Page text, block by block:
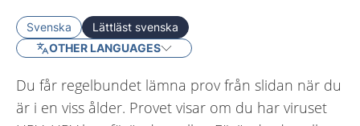
Svenska
Lättläst svenska
OTHER LANGUAGES
Du får regelbundet lämna prov från slidan när du
är i en viss ålder. Provet visar om du har viruset